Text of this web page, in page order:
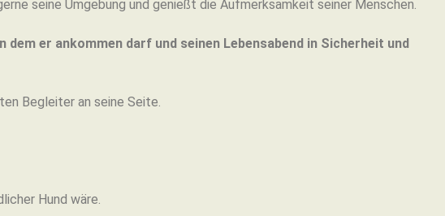
seine Umgebung und genießt die Aufmerksamkeit seiner Menschen.
dem er ankommen darf und seinen Lebensabend in Sicherheit und
Begleiter an seine Seite.
Hund wäre.